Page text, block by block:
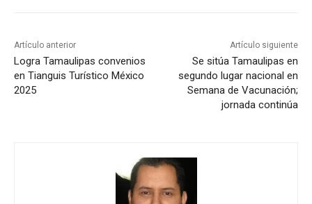
Artículo anterior
Logra Tamaulipas convenios
en Tianguis Turístico México
2025
Artículo siguiente
Se sitúa Tamaulipas en
segundo lugar nacional en
Semana de Vacunación;
jornada continúa